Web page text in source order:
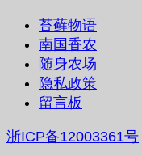
苔藓物语
南国香农
随身农场
隐私政策
留言板
浙ICP备12003361号